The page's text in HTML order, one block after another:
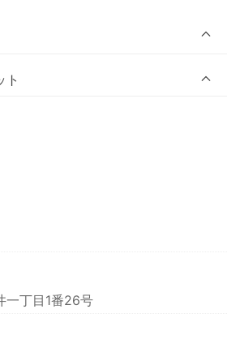
ト
一丁目1番26号